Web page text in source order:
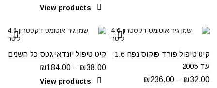
View products
קיט טיפול פורד פוקוס נפח 1.6
עד 2005
₪32.00
–
₪236.00
קיט טיפול יונדאי גטס כל השנים
₪38.00
–
₪184.00
View products